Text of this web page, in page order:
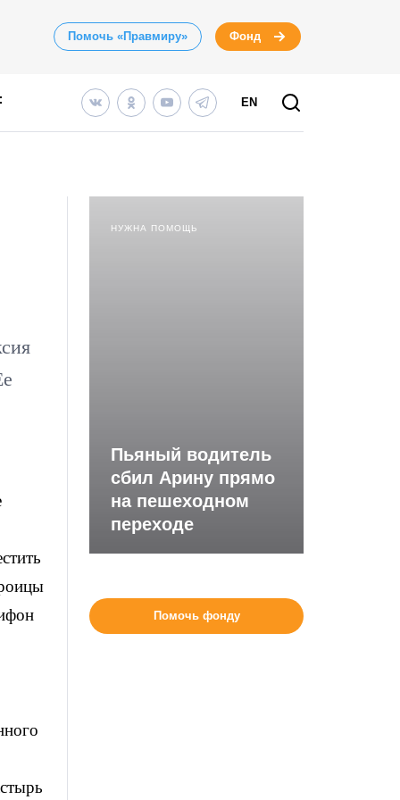
Помочь «Правмиру» Фонд
EN
НУЖНА ПОМОЩЬ
Пьяный водитель
сбил Арину прямо
на пешеходном
переходе
Помочь фонду